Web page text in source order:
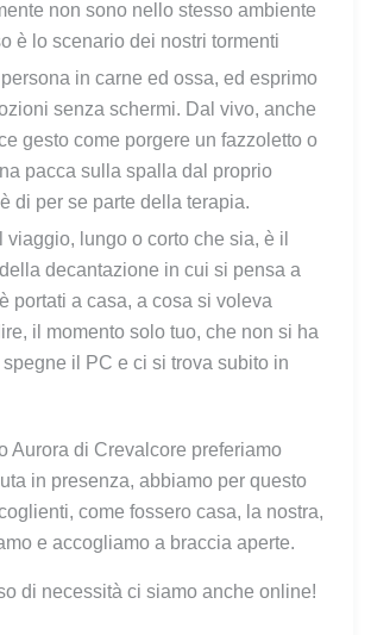
non sono nello stesso ambiente
è lo scenario dei nostri tormenti
in carne ed ossa, ed esprimo
senza schermi. Dal vivo, anche
gesto come porgere un fazzoletto o
pacca sulla spalla dal proprio
di per se parte della terapia.
viaggio, lungo o corto che sia, è il
decantazione in cui si pensa a
portati a casa, a cosa si voleva
il momento solo tuo, che non si ha
il PC e ci si trova subito in
Aurora di Crevalcore preferiamo
in presenza, abbiamo per questo
come fossero casa, la nostra,
e accogliamo a braccia aperte.
di necessità ci siamo anche online!